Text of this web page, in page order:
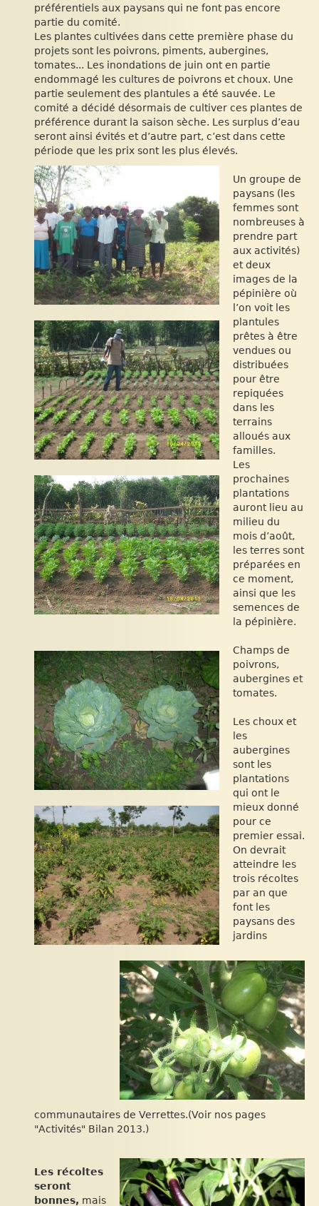
préférentiels aux paysans qui ne font pas encore
partie du comité.
Les plantes cultivées dans cette première phase du
projets sont les poivrons, piments, aubergines,
tomates... Les inondations de juin ont en partie
endommagé les cultures de poivrons et choux. Une
partie seulement des plantules a été sauvée. Le
comité a décidé désormais de cultiver ces plantes de
préférence durant la saison sèche. Les surplus d’eau
seront ainsi évités et d’autre part, c’est dans cette
période que les prix sont les plus élevés.
Un groupe de
paysans (les
femmes sont
nombreuses à
prendre part
aux activités)
et deux
images de la
pépinière où
l’on voit les
plantules
prêtes à être
vendues ou
distribuées
pour être
repiquées
dans les
terrains
alloués aux
familles.
Les
prochaines
plantations
auront lieu au
milieu du
mois d’août,
les terres sont
préparées en
ce moment,
ainsi que les
semences de
la pépinière.
Champs de
poivrons,
aubergines et
tomates.
Les choux et
les
aubergines
sont les
plantations
qui ont le
mieux donné
pour ce
premier essai.
On devrait
atteindre les
trois récoltes
par an que
font les
paysans des
jardins
communautaires de Verrettes.(Voir nos pages
"Activités" Bilan 2013.)
Les récoltes
seront
bonnes, mais